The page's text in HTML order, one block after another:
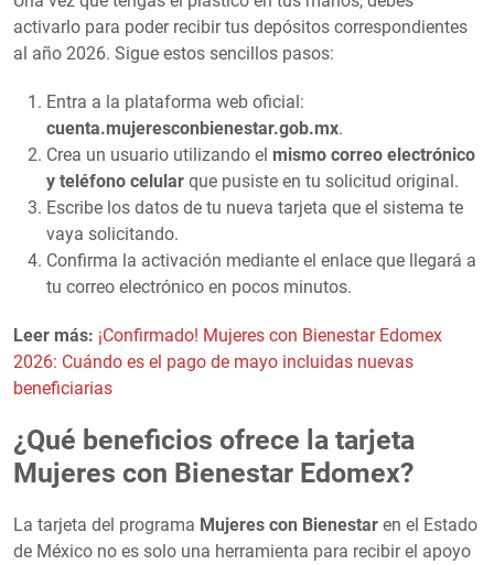
activarlo para poder recibir tus depósitos correspondientes
al año 2026. Sigue estos sencillos pasos:
Entra a la plataforma web oficial:
cuenta.mujeresconbienestar.gob.mx.
Crea un usuario utilizando el mismo correo electrónico
y teléfono celular que pusiste en tu solicitud original.
Escribe los datos de tu nueva tarjeta que el sistema te
vaya solicitando.
Confirma la activación mediante el enlace que llegará a
tu correo electrónico en pocos minutos.
Leer más: ¡Confirmado! Mujeres con Bienestar Edomex
2026: Cuándo es el pago de mayo incluidas nuevas
beneficiarias
¿Qué beneficios ofrece la tarjeta
Mujeres con Bienestar Edomex?
La tarjeta del programa Mujeres con Bienestar en el Estado
de México no es solo una herramienta para recibir el apoyo